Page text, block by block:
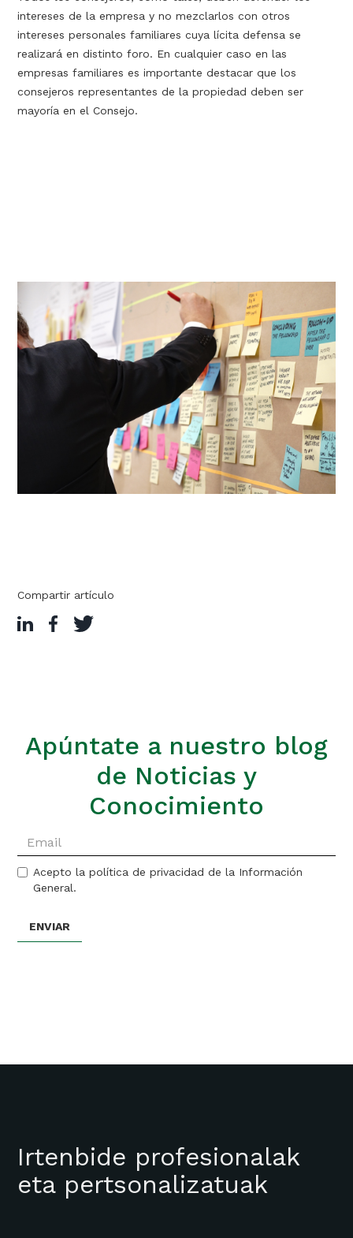
intereses de la empresa y no mezclarlos con otros
intereses personales familiares cuya lícita defensa se
realizará en distinto foro. En cualquier caso en las
empresas familiares es importante destacar que los
consejeros representantes de la propiedad deben ser
mayoría en el Consejo.
Compartir artículo
Apúntate a nuestro blog
de Noticias y
Conocimiento
Acepto la política de privacidad de la Información
General.
Irtenbide profesionalak
eta pertsonalizatuak